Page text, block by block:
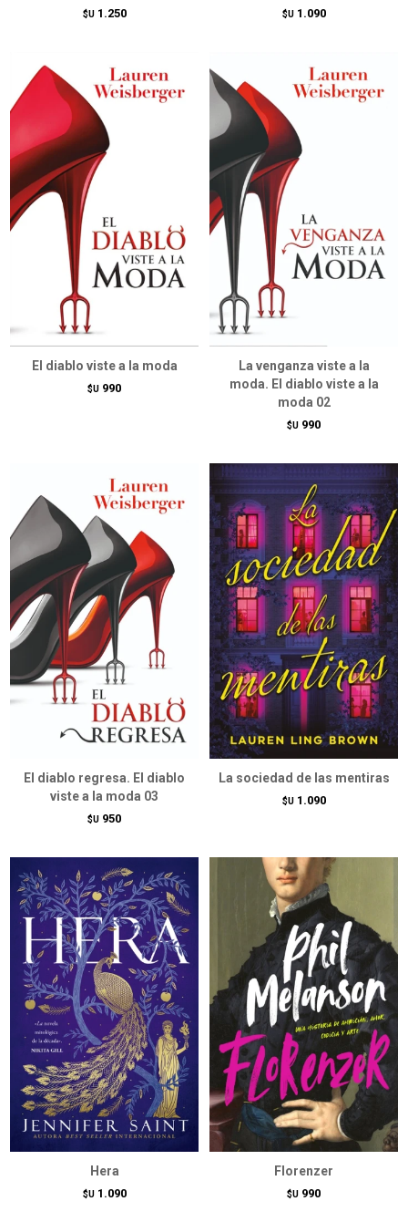
$U 1.250 $U 1.090
El diablo viste a la moda
$U 990
La venganza viste a la
moda. El diablo viste a la
moda 02
$U 990
El diablo regresa. El diablo
viste a la moda 03
$U 950
La sociedad de las mentiras
$U 1.090
Hera
$U 1.090
Florenzer
$U 990